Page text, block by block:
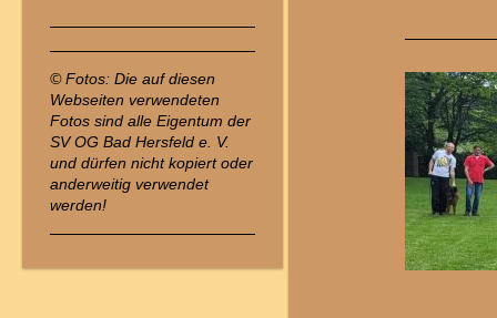
© Fotos: Die auf diesen
Webseiten verwendeten
Fotos sind alle Eigentum der
SV OG Bad Hersfeld e. V.
und dürfen nicht kopiert oder
anderweitig verwendet
werden!